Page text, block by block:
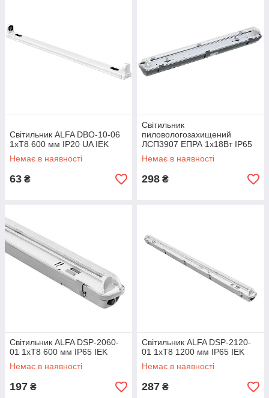
Світильник ALFA DBO-10-06
1хТ8 600 мм IP20 UA IEK
Немає в наявності
63 ₴
Світильник
пиловологозахищений
ЛСП3907 ЕПРА 1х18Вт IP65
IEK
Немає в наявності
298 ₴
Світильник ALFA DSP-2060-
01 1хT8 600 мм IP65 IEK
Немає в наявності
197 ₴
Світильник ALFA DSP-2120-
01 1хT8 1200 мм IP65 IEK
Немає в наявності
287 ₴